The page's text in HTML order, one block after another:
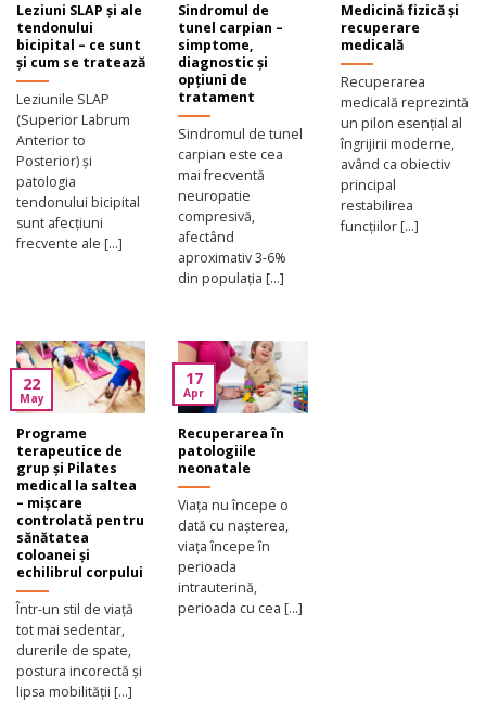
Leziuni SLAP și ale
tendonului
bicipital – ce sunt
și cum se tratează
Leziunile SLAP
(Superior Labrum
Anterior to
Posterior) și
patologia
tendonului bicipital
sunt afecțiuni
frecvente ale [...]
Sindromul de
tunel carpian –
simptome,
diagnostic și
opțiuni de
tratament
Sindromul de tunel
carpian este cea
mai frecventă
neuropatie
compresivă,
afectând
aproximativ 3-6%
din populația [...]
Medicină fizică și
recuperare
medicală
Recuperarea
medicală reprezintă
un pilon esențial al
îngrijirii moderne,
având ca obiectiv
principal
restabilirea
funcțiilor [...]
Programe
terapeutice de
grup și Pilates
medical la saltea
– mișcare
controlată pentru
sănătatea
coloanei și
echilibrul corpului
Într-un stil de viață
tot mai sedentar,
durerile de spate,
postura incorectă și
lipsa mobilității [...]
22
May
Recuperarea în
patologiile
neonatale
Viața nu începe o
dată cu nașterea,
viața începe în
perioada
intrauterină,
perioada cu cea [...]
17
Apr